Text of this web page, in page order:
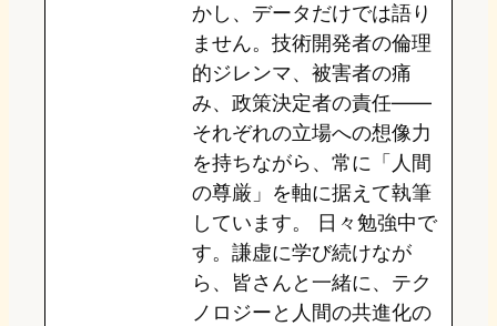
かし、データだけでは語り
ません。技術開発者の倫理
的ジレンマ、被害者の痛
み、政策決定者の責任——
それぞれの立場への想像力
を持ちながら、常に「人間
の尊厳」を軸に据えて執筆
しています。 日々勉強中で
す。謙虚に学び続けなが
ら、皆さんと一緒に、テク
ノロジーと人間の共進化の